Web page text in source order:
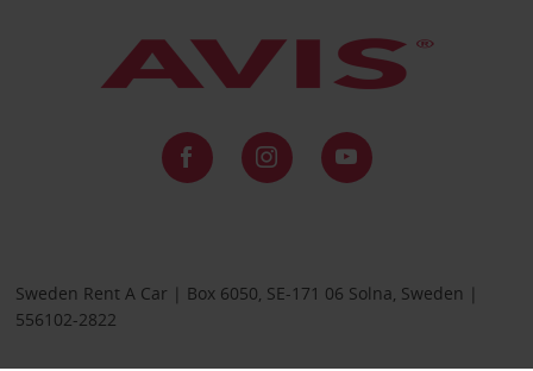
Sweden Rent A Car | Box 6050, SE-171 06 Solna, Sweden |
556102-2822